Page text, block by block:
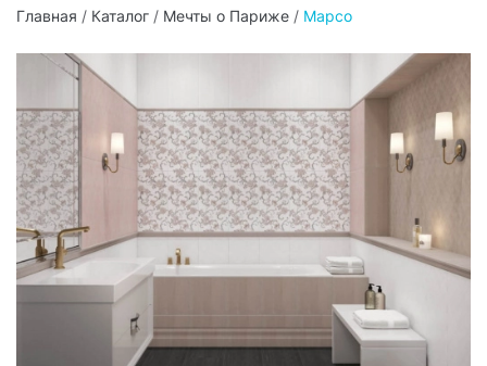
Главная / Каталог / Мечты о Париже / Марсо